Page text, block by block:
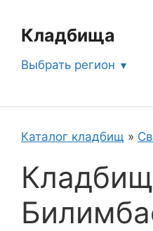
содержимому
Кладбища
Выбрать регион
Каталог кладбищ »